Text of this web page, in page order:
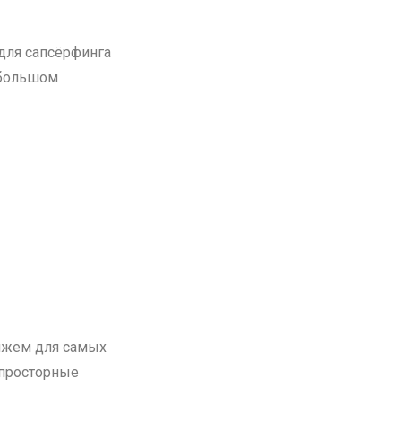
сапсёрфинга
для самых